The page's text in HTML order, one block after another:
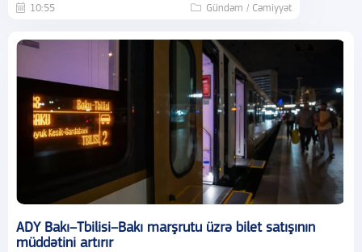
10:55 Gündəm / Cəmiyyət
ADY Bakı–Tbilisi–Bakı marşrutu üzrə bilet satışının
müddətini artırır